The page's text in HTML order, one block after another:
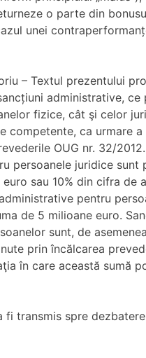
o parte din
unei
– Textul prezentului
administrative, ce
fizice, cât şi celor
competente, ca urmare
OUG nr. 32/
persoanele juridice sunt
sau 10% din cifra de
pentru
de 5 milioane euro.
sunt, de
prin încălcarea
în care această sumă
fi transmis spre